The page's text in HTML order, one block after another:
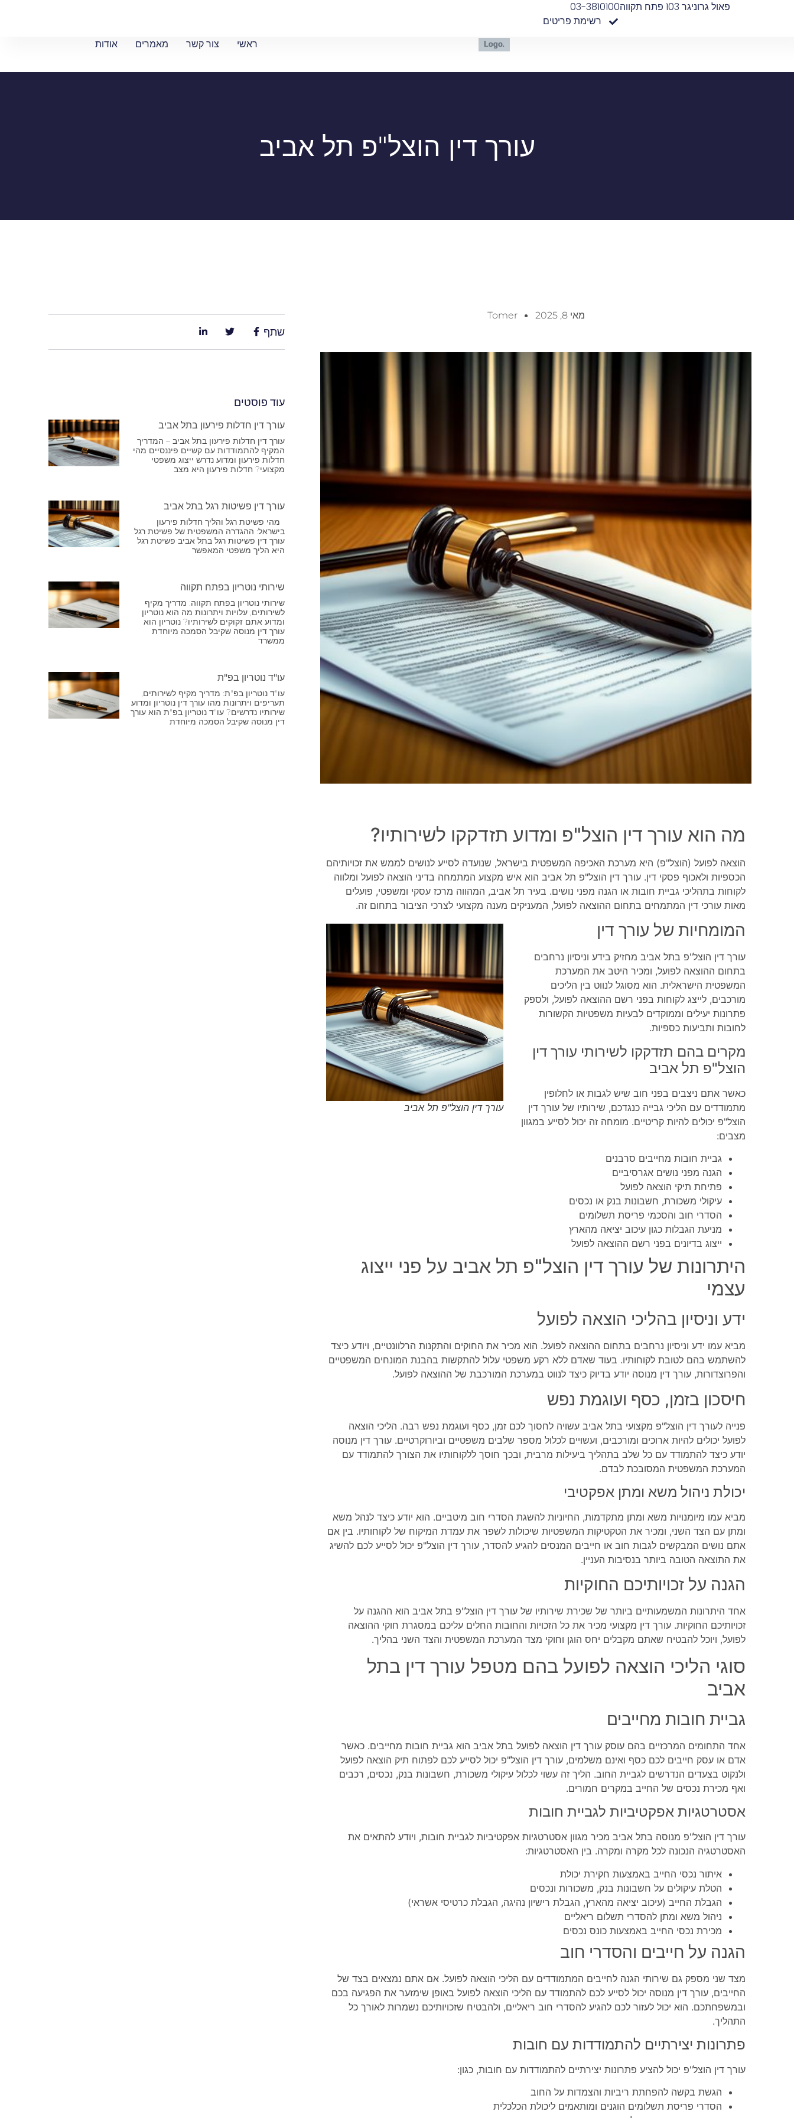
פאול גרוניגר 103 פתח תקווה
03-3810100
רשימת פריטים
ראשי
צור קשר מאמרים אודות
עורך דין הוצל"פ תל אביב
מאי 8, 2025 Tomer
מה הוא עורך דין הוצל"פ ומדוע תזדקקו לשירותיו?
הוצאה לפועל (הוצל"פ) היא מערכת האכיפה המשפטית בישראל, שנועדה לסייע לנושים לממש את זכויותיהם
הכספיות ולאכוף פסקי דין. עורך דין הוצל"פ תל אביב הוא איש מקצוע המתמחה בדיני הוצאה לפועל ומלווה
לקוחות בתהליכי גביית חובות או הגנה מפני נושים. בעיר תל אביב, המהווה מרכז עסקי ומשפטי, פועלים
מאות עורכי דין המתמחים בתחום ההוצאה לפועל, המעניקים מענה מקצועי לצרכי הציבור בתחום זה.
עורך דין הוצל"פ תל אביב
המומחיות של עורך דין
עורך דין הוצל"פ בתל אביב מחזיק בידע וניסיון נרחבים
בתחום ההוצאה לפועל, ומכיר היטב את המערכת
המשפטית הישראלית. הוא מסוגל לנווט בין הליכים
מורכבים, לייצג לקוחות בפני רשם ההוצאה לפועל, ולספק
פתרונות יעילים וממוקדים לבעיות משפטיות הקשורות
לחובות ותביעות כספיות.
מקרים בהם תזדקקו לשירותי עורך דין
הוצל"פ תל אביב
כאשר אתם ניצבים בפני חוב שיש לגבות או לחלופין
מתמודדים עם הליכי גבייה כנגדכם, שירותיו של עורך דין
הוצל"פ יכולים להיות קריטיים. מומחה זה יכול לסייע במגוון
מצבים:
גביית חובות מחייבים סרבנים
הגנה מפני נושים אגרסיביים
פתיחת תיקי הוצאה לפועל
עיקולי משכורת, חשבונות בנק או נכסים
הסדרי חוב והסכמי פריסת תשלומים
מניעת הגבלות כגון עיכוב יציאה מהארץ
ייצוג בדיונים בפני רשם ההוצאה לפועל
היתרונות של עורך דין הוצל"פ תל אביב על פני ייצוג
עצמי
ידע וניסיון בהליכי הוצאה לפועל
מביא עמו ידע וניסיון נרחבים בתחום ההוצאה לפועל. הוא מכיר את החוקים והתקנות הרלוונטיים, ויודע כיצד
להשתמש בהם לטובת לקוחותיו. בעוד שאדם ללא רקע משפטי עלול להתקשות בהבנת המונחים המשפטיים
והפרוצדורות, עורך דין מנוסה יודע בדיוק כיצד לנווט במערכת המורכבת של ההוצאה לפועל.
חיסכון בזמן, כסף ועוגמת נפש
פנייה לעורך דין הוצל"פ מקצועי בתל אביב עשויה לחסוך לכם זמן, כסף ועוגמת נפש רבה. הליכי הוצאה
לפועל יכולים להיות ארוכים ומורכבים, ועשויים לכלול מספר שלבים משפטיים וביורוקרטיים. עורך דין מנוסה
יודע כיצד להתמודד עם כל שלב בתהליך ביעילות מרבית, ובכך חוסך ללקוחותיו את הצורך להתמודד עם
המערכת המשפטית המסובכת לבדם.
יכולת ניהול משא ומתן אפקטיבי
מביא עמו מיומנויות משא ומתן מתקדמות, החיוניות להשגת הסדרי חוב מיטביים. הוא יודע כיצד לנהל משא
ומתן עם הצד השני, ומכיר את הטקטיקות המשפטיות שיכולות לשפר את עמדת המיקוח של לקוחותיו. בין אם
אתם נושים המבקשים לגבות חוב או חייבים המנסים להגיע להסדר, עורך דין הוצל"פ יכול לסייע לכם להשיג
את התוצאה הטובה ביותר בנסיבות העניין.
הגנה על זכויותיכם החוקיות
אחד היתרונות המשמעותיים ביותר של שכירת שירותיו של עורך דין הוצל"פ בתל אביב הוא ההגנה על
זכויותיכם החוקיות. עורך דין מקצועי מכיר את כל הזכויות והחובות החלים עליכם במסגרת חוקי ההוצאה
לפועל, ויוכל להבטיח שאתם מקבלים יחס הוגן וחוקי מצד המערכת המשפטית והצד השני בהליך.
סוגי הליכי הוצאה לפועל בהם מטפל עורך דין בתל
אביב
גביית חובות מחייבים
אחד התחומים המרכזיים בהם עוסק עורך דין הוצאה לפועל בתל אביב הוא גביית חובות מחייבים. כאשר
אדם או עסק חייבים לכם כסף ואינם משלמים, עורך דין הוצל"פ יכול לסייע לכם לפתוח תיק הוצאה לפועל
ולנקוט בצעדים הנדרשים לגביית החוב. הליך זה עשוי לכלול עיקולי משכורת, חשבונות בנק, נכסים, רכבים
ואף מכירת נכסים של החייב במקרים חמורים.
אסטרטגיות אפקטיביות לגביית חובות
עורך דין הוצל"פ מנוסה בתל אביב מכיר מגוון אסטרטגיות אפקטיביות לגביית חובות, ויודע להתאים את
האסטרטגיה הנכונה לכל מקרה ומקרה. בין האסטרטגיות:
איתור נכסי החייב באמצעות חקירת יכולת
הטלת עיקולים על חשבונות בנק, משכורות ונכסים
הגבלת החייב (עיכוב יציאה מהארץ, הגבלת רישיון נהיגה, הגבלת כרטיסי אשראי)
ניהול משא ומתן להסדרי תשלום ריאליים
מכירת נכסי החייב באמצעות כונס נכסים
הגנה על חייבים והסדרי חוב
מצד שני מספק גם שירותי הגנה לחייבים המתמודדים עם הליכי הוצאה לפועל. אם אתם נמצאים בצד של
החייבים, עורך דין מנוסה יכול לסייע לכם להתמודד עם הליכי הוצאה לפועל באופן שימזער את הפגיעה בכם
ובמשפחתכם. הוא יכול לעזור לכם להגיע להסדרי חוב ריאליים, ולהבטיח שזכויותיכם נשמרות לאורך כל
התהליך.
פתרונות יצירתיים להתמודדות עם חובות
עורך דין הוצל"פ יכול להציע פתרונות יצירתיים להתמודדות עם חובות, כגון:
הגשת בקשה להפחתת ריביות והצמדות על החוב
הסדרי פריסת תשלומים הוגנים ומותאמים ליכולת הכלכלית
שתף
עוד פוסטים
עורך דין חדלות פירעון בתל אביב
עורך דין חדלות פירעון בתל אביב – המדריך
המקיף להתמודדות עם קשיים פיננסיים מהי
חדלות פירעון ומדוע נדרש ייצוג משפטי
מקצועי? חדלות פירעון היא מצב
עורך דין פשיטות רגל בתל אביב
מהי פשיטת רגל והליך חדלות פירעון
בישראל: ההגדרה המשפטית של פשיטת רגל
עורך דין פשיטות רגל בתל אביב פשיטת רגל
היא הליך משפטי המאפשר
שירותי נוטריון בפתח תקווה
שירותי נוטריון בפתח תקווה: מדריך מקיף
לשירותים, עלויות ויתרונות מה הוא נוטריון
ומדוע אתם זקוקים לשירותיו? נוטריון הוא
עורך דין מנוסה שקיבל הסמכה מיוחדת
ממשרד
עו"ד נוטריון בפ"ת
עו"ד נוטריון בפ"ת: מדריך מקיף לשירותים,
תעריפים ויתרונות מהו עורך דין נוטריון ומדוע
שירותיו נדרשים? עו"ד נוטריון בפ"ת הוא עורך
דין מנוסה שקיבל הסמכה מיוחדת